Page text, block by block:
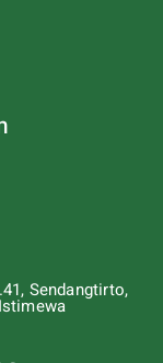
Sendangtirto,